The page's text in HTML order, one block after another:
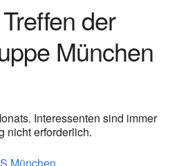
der
München
Interessenten sind immer
nicht erforderlich.
München